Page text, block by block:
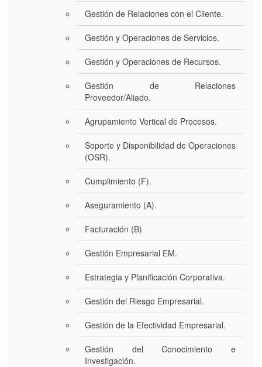
Gestión de Relaciones con el Cliente.
Gestión y Operaciones de Servicios.
Gestión y Operaciones de Recursos.
Gestión de Relaciones
Proveedor/Aliado.
Agrupamiento Vertical de Procesos.
Soporte y Disponibilidad de Operaciones
(OSR).
Cumplimiento (F).
Aseguramiento (A).
Facturación (B)
Gestión Empresarial EM.
Estrategia y Planificación Corporativa.
Gestión del Riesgo Empresarial.
Gestión de la Efectividad Empresarial.
Gestión del Conocimiento e
Investigación.